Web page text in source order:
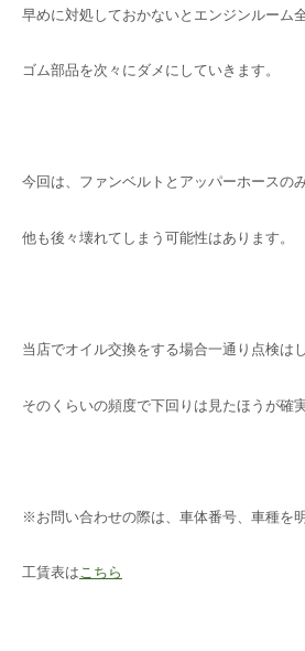
早めに対処しておかないとエンジンルーム
ゴム部品を次々にダメにしていきます。
今回は、ファンベルトとアッパーホースの
他も後々壊れてしまう可能性はあります。
当店でオイル交換をする場合一通り点検は
そのくらいの頻度で下回りは見たほうが確
※お問い合わせの際は、車体番号、車種を
工賃表はこちら